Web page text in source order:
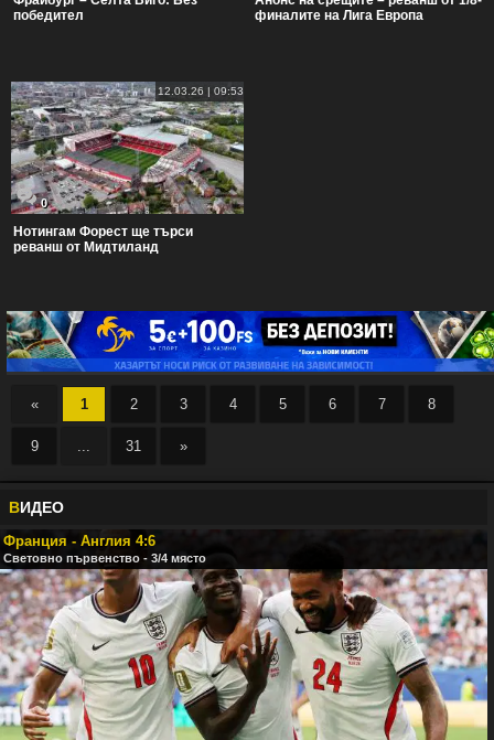
победител
финалите на Лига Европа
12.03.26 | 09:53
0
Нотингам Форест ще търси
реванш от Мидтиланд
« 1 2 3 4 5 6 7 8
9 31 »
ВИДЕО
Франция - Англия 4:6
Световно първенство - 3/4 място